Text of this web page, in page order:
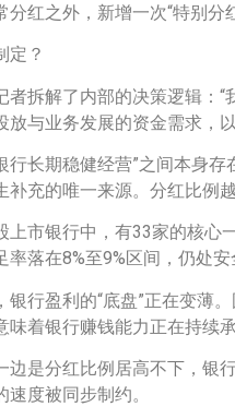
红之外，新增一次“特别
定？
者拆解了内部的决策逻辑：
放与业务发展的资金需求，
行长期稳健经营”之间本身
充的唯一来源。分红比例
上市银行中，有33家的核心
落在8%至9%区间，仍处
行盈利的“底盘”正在变薄
着银行赚钱能力正在持续承
边是分红比例居高不下，银
度被同步制约。